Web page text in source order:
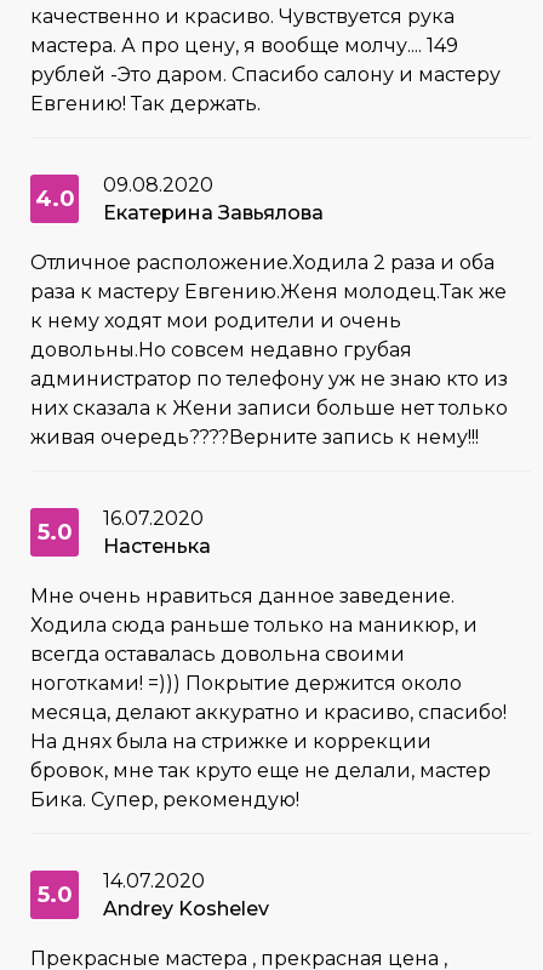
качественно и красиво. Чувствуется рука
мастера. А про цену, я вообще молчу.... 149
рублей -Это даром. Спасибо салону и мастеру
Евгению! Так держать.
4.0
09.08.2020
Екатерина Завьялова
Отличное расположение.Ходила 2 раза и оба
раза к мастеру Евгению.Женя молодец.Так же
к нему ходят мои родители и очень
довольны.Но совсем недавно грубая
администратор по телефону уж не знаю кто из
них сказала к Жени записи больше нет только
живая очередь????Верните запись к нему!!!
5.0
16.07.2020
Настенька
Мне очень нравиться данное заведение.
Ходила сюда раньше только на маникюр, и
всегда оставалась довольна своими
ноготками! =))) Покрытие держится около
месяца, делают аккуратно и красиво, спасибо!
На днях была на стрижке и коррекции
бровок, мне так круто еще не делали, мастер
Бика. Супер, рекомендую!
5.0
14.07.2020
Andrey Koshelev
Прекрасные мастера , прекрасная цена ,